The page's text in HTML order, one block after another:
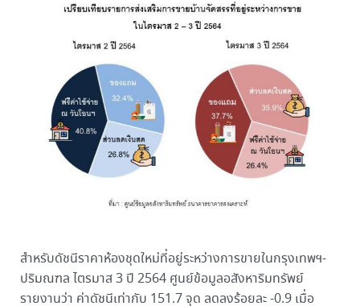
สำหรับดัชนีราคาห้องชุดใหม่ที่อยู่ระหว่างการขายในกรุงเทพฯ-
ปริมณฑล ไตรมาส 3 ปี 2564 ศูนย์ข้อมูลอสังหาริมทรัพย์
รายงานว่า ค่าดัชนีเท่ากับ 151.7 จุด ลดลงร้อยละ -0.9 เมื่อ